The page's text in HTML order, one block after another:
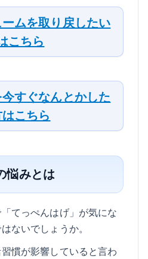
ムを取り戻したい
こちら
すぐなんとかした
こちら
悩みとは
てっぺんはげ」が気にな
ないでしょうか。
慣が影響していると言わ